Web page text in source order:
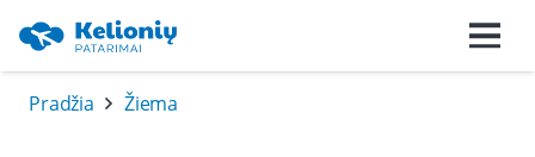
Pradžia Žiema